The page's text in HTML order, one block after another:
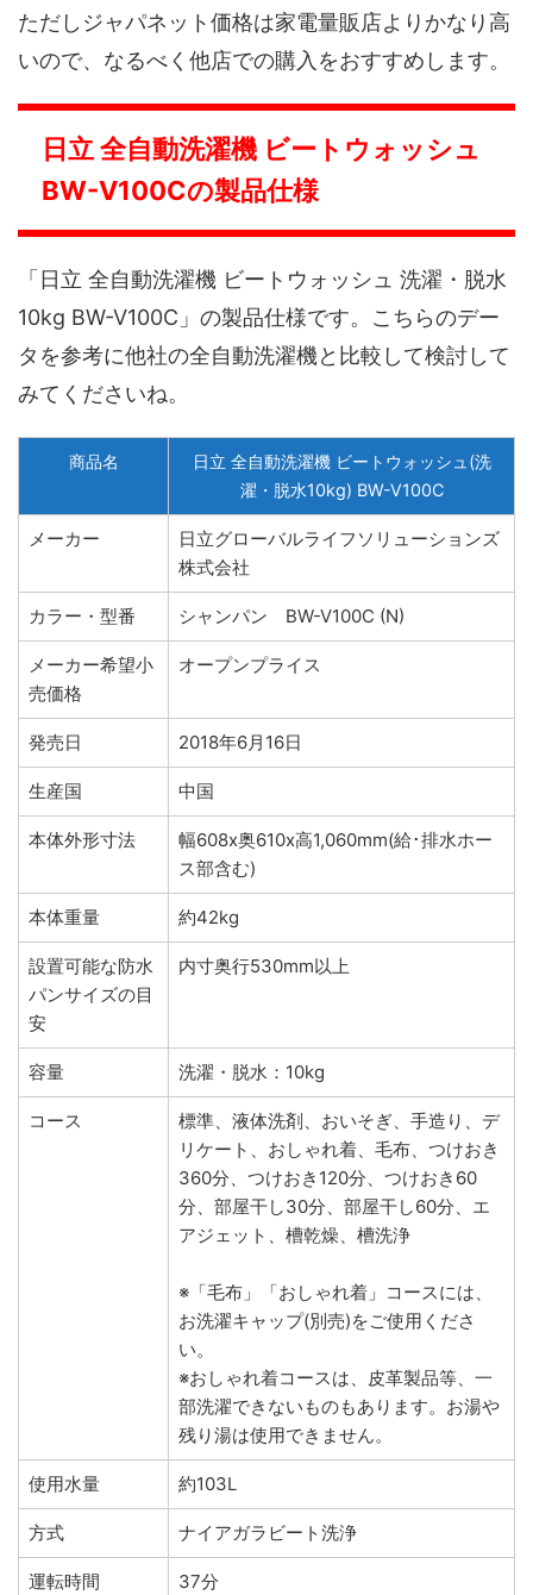
ただしジャパネット価格は家電量販店よりかなり高
いので、なるべく他店での購入をおすすめします。
日立 全自動洗濯機 ビートウォッシュ
BW-V100Cの製品仕様
「日立 全自動洗濯機 ビートウォッシュ 洗濯・脱水
10kg BW-V100C」の製品仕様です。こちらのデー
タを参考に他社の全自動洗濯機と比較して検討して
みてくださいね。
商品名
日立 全自動洗濯機 ビートウォッシュ(洗
濯・脱水10kg) BW-V100C
メーカー
日立グローバルライフソリューションズ
株式会社
カラー・型番 シャンパン BW-V100C (N)
メーカー希望小
売価格
オープンプライス
発売日 2018年6月16日
生産国 中国
本体外形寸法
幅608x奥610x高1,060mm(給･排水ホー
ス部含む)
本体重量 約42kg
設置可能な防水
パンサイズの目
安
内寸奥行530mm以上
容量 洗濯・脱水：10kg
コース
標準、液体洗剤、おいそぎ、手造り、デ
リケート、おしゃれ着、毛布、つけおき
360分、つけおき120分、つけおき60
分、部屋干し30分、部屋干し60分、エ
アジェット、槽乾燥、槽洗浄
※「毛布」「おしゃれ着」コースには、
お洗濯キャップ(別売)をご使用くださ
い。
※おしゃれ着コースは、皮革製品等、一
部洗濯できないものもあります。お湯や
残り湯は使用できません。
使用水量 約103L
方式 ナイアガラビート洗浄
運転時間 37分